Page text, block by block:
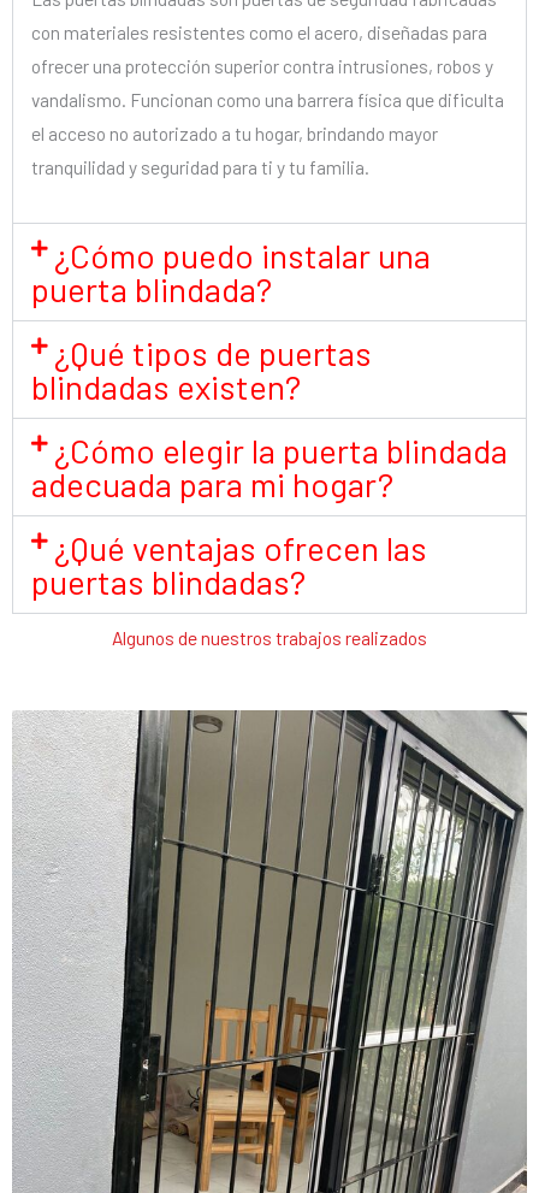
con materiales resistentes como el acero, diseñadas para
ofrecer una protección superior contra intrusiones, robos y
vandalismo. Funcionan como una barrera física que dificulta
el acceso no autorizado a tu hogar, brindando mayor
tranquilidad y seguridad para ti y tu familia.
¿Cómo puedo instalar una
puerta blindada?
¿Qué tipos de puertas
blindadas existen?
¿Cómo elegir la puerta blindada
adecuada para mi hogar?
¿Qué ventajas ofrecen las
puertas blindadas?
Algunos de nuestros trabajos realizados